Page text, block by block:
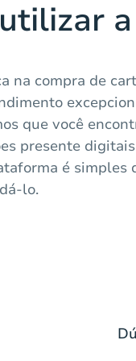
na compra de
que você
presente
é simples
lo.